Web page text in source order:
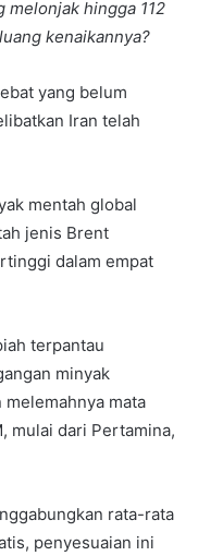
melonjak hingga 112
kenaikannya?
yang belum
Iran telah
mentah global
jenis Brent
dalam empat
terpantau
minyak
mata
mulai dari Pertamina,
rata-rata
penyesuaian ini